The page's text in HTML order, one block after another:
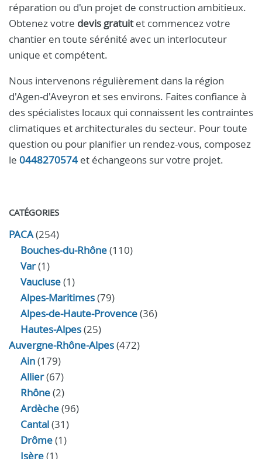
réparation ou d'un projet de construction ambitieux.
Obtenez votre devis gratuitet commencez votre
chantier en toute sérénité avec un interlocuteur
unique et compétent.
Nous intervenons régulièrement dans la région
d'Agen-d'Aveyron et ses environs. Faites confiance à
des spécialistes locaux qui connaissent les contraintes
climatiques et architecturales du secteur. Pour toute
question ou pour planifier un rendez-vous, composez
le 0448270574 et échangeons sur votre projet.
CATÉGORIES
PACA(254)
Bouches-du-Rhône(110)
Var(1)
Vaucluse(1)
Alpes-Maritimes(79)
Alpes-de-Haute-Provence(36)
Hautes-Alpes(25)
Auvergne-Rhône-Alpes(472)
Ain(179)
Allier(67)
Rhône(2)
Ardèche(96)
Cantal(31)
Drôme(1)
Isère(1)